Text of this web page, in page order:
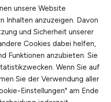
d)
unsere Website
Inhalten anzuzeigen. Davon
und Sicherheit unserer
Cookies dabei helfen,
Funktionen anzubieten. Sie
Wenn Sie auf
Sie der Verwendung aller
Einstellungen" am Ende